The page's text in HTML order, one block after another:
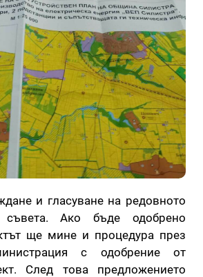
и гласуване на редовното
съвета. Ако бъде одобрено
ще мине и процедура през
с одобрение от
След това предложението